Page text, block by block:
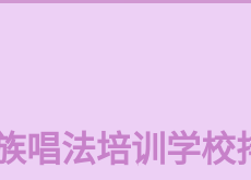
唱法培训学校